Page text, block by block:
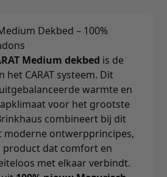
Dekbed – 100%
Medium dekbed is de
CARAT systeem. Dit
warmte en
voor het grootste
combineert bij dit
moderne ontwerpprincipes,
product dat comfort en
met elkaar verbindt.